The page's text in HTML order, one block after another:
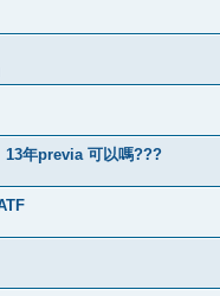
13年previa 可以嗎???